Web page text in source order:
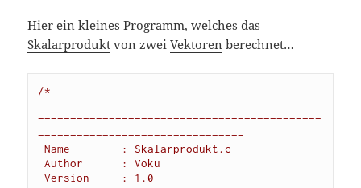
Hier ein kleines Programm, welches das
Skalarprodukt von zweiVektoren berechnet…
/*
============================================
================================
Name        : Skalarprodukt.c
Author      : Voku
Version     : 1.0